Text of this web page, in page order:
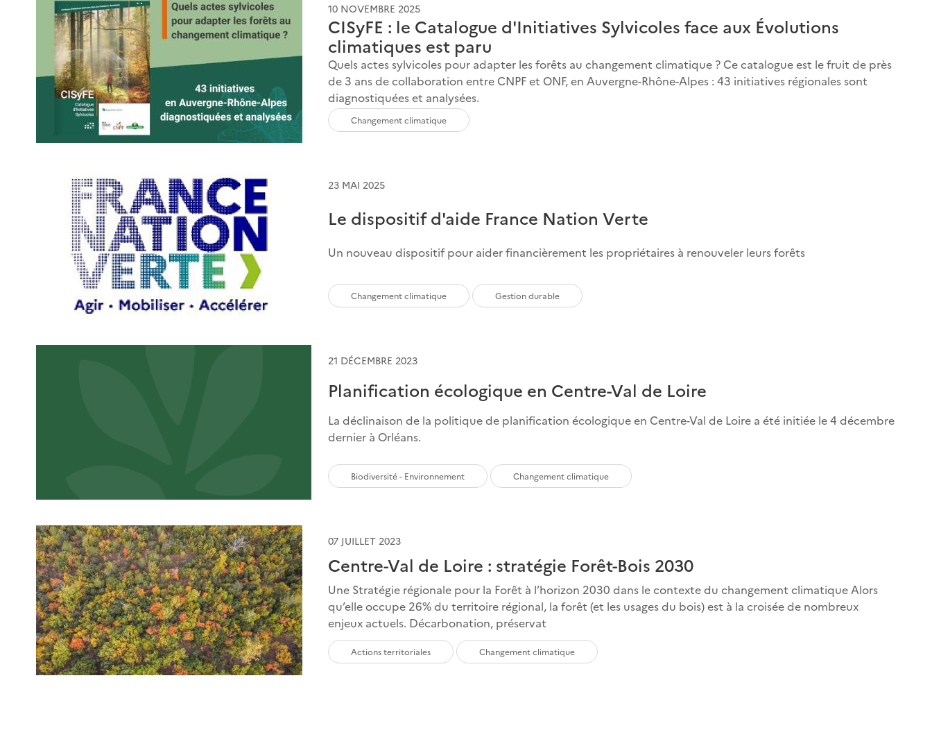
10 NOVEMBRE 2025
CISyFE : le Catalogue d'Initiatives Sylvicoles face aux Évolutions
climatiques est paru
Quels actes sylvicoles pour adapter les forêts au changement climatique ? Ce catalogue est le fruit de près
de 3 ans de collaboration entre CNPF et ONF, en Auvergne-Rhône-Alpes : 43 initiatives régionales sont
diagnostiquées et analysées.
Changement climatique
23 MAI 2025
Le dispositif d'aide France Nation Verte
Un nouveau dispositif pour aider financièrement les propriétaires à renouveler leurs forêts
Changement climatique Gestion durable
21 DÉCEMBRE 2023
Planification écologique en Centre-Val de Loire
La déclinaison de la politique de planification écologique en Centre-Val de Loire a été initiée le 4 décembre
dernier à Orléans.
Biodiversité - Environnement Changement climatique
07 JUILLET 2023
Centre-Val de Loire : stratégie Forêt-Bois 2030
Une Stratégie régionale pour la Forêt à l’horizon 2030 dans le contexte du changement climatique Alors
qu’elle occupe 26% du territoire régional, la forêt (et les usages du bois) est à la croisée de nombreux
enjeux actuels. Décarbonation, préservat
Actions territoriales Changement climatique